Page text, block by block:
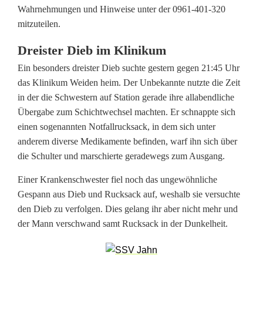
g
e
u
n
d
N
o
f
a
Wahrnehmungen und Hinweise unter der 0961-401-320
mitzuteilen.
Dreister Dieb im Klinikum
Ein besonders dreister Dieb suchte gestern gegen 21:45 Uhr
das Klinikum Weiden heim. Der Unbekannte nutzte die Zeit
in der die Schwestern auf Station gerade ihre allabendliche
Übergabe zum Schichtwechsel machten. Er schnappte sich
einen sogenannten Notfallrucksack, in dem sich unter
anderem diverse Medikamente befinden, warf ihn sich über
die Schulter und marschierte geradewegs zum Ausgang.
Einer Krankenschwester fiel noch das ungewöhnliche
Gespann aus Dieb und Rucksack auf, weshalb sie versuchte
den Dieb zu verfolgen. Dies gelang ihr aber nicht mehr und
der Mann verschwand samt Rucksack in der Dunkelheit.